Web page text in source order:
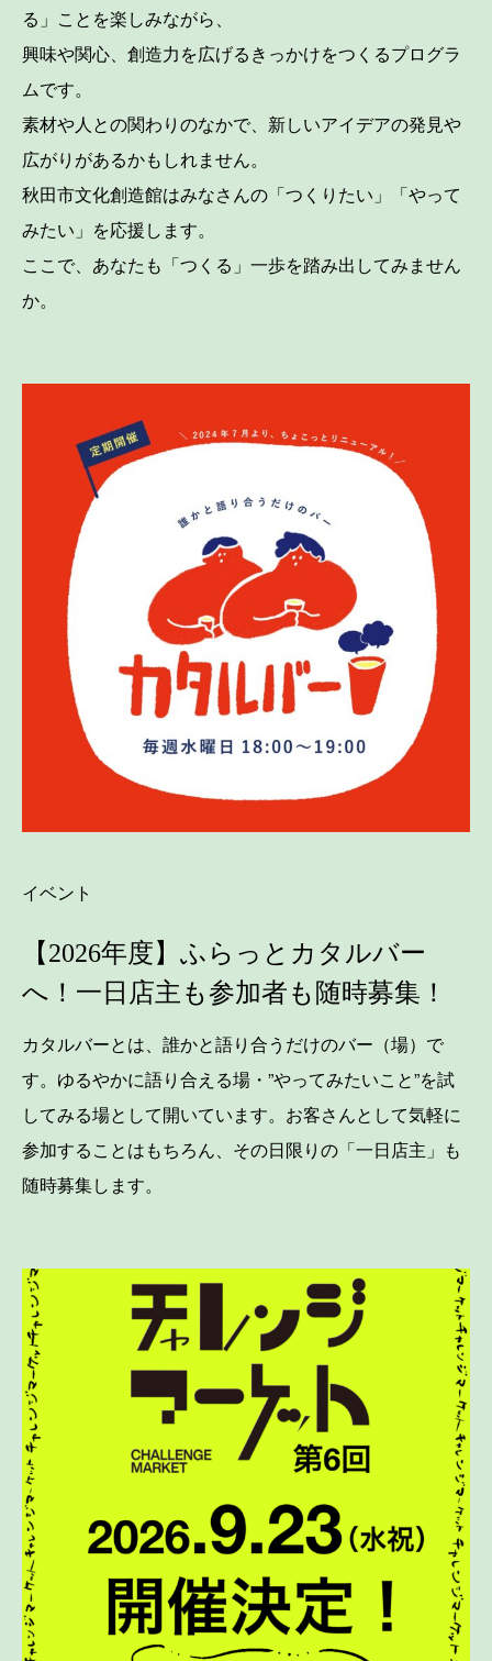
る」ことを楽しみながら、
興味や関心、創造力を広げるきっかけをつくるプログラ
ムです。
素材や人との関わりのなかで、新しいアイデアの発見や
広がりがあるかもしれません。
秋田市文化創造館はみなさんの「つくりたい」「やって
みたい」を応援します。
ここで、あなたも「つくる」一歩を踏み出してみません
か。
イベント
【2026年度】ふらっとカタルバー
へ！一日店主も参加者も随時募集！
カタルバーとは、誰かと語り合うだけのバー（場）で
す。ゆるやかに語り合える場・”やってみたいこと”を試
してみる場として開いています。お客さんとして気軽に
参加することはもちろん、その日限りの「一日店主」も
随時募集します。